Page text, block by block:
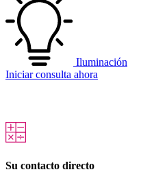
Iluminación
Iniciar consulta ahora
Su contacto directo